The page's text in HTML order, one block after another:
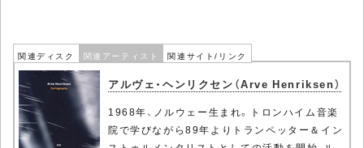
関連ディスク 関連アーティスト 関連サイト/リンク
アルヴェ・ヘンリクセン（Arve Henriksen）
1968年、ノルウェー生まれ。トロンハイム音楽
院で学びながら89年よりトランペッター＆イン